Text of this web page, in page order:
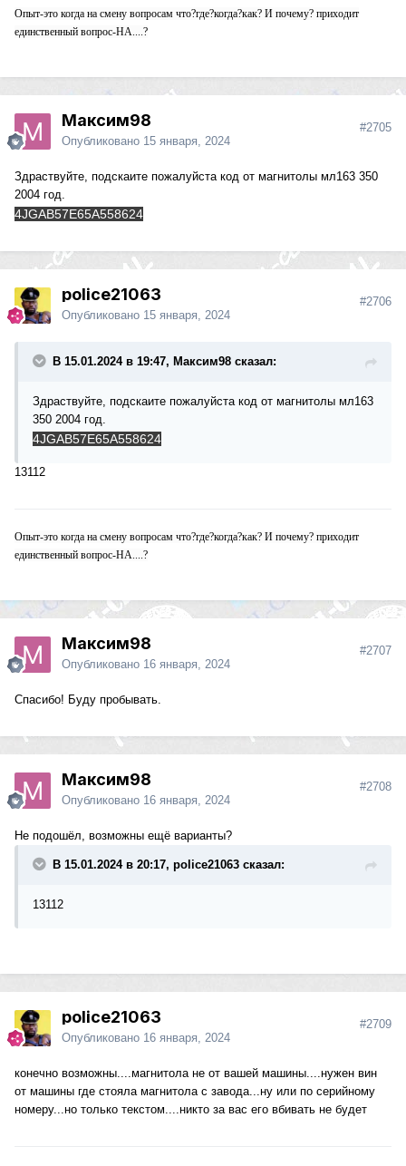
Опыт-это когда на смену вопросам что?где?когда?как? И почему? приходит
единственный вопрос-НА....?
Максим98
Опубликовано 15 января, 2024
#2705
Здраствуйте, подскаите пожалуйста код от магнитолы мл163 350
2004 год.
4JGAB57E65A558624
police21063
Опубликовано 15 января, 2024
#2706
В 15.01.2024 в 19:47, Максим98 сказал:
Здраствуйте, подскаите пожалуйста код от магнитолы мл163
350 2004 год.
4JGAB57E65A558624
13112
Опыт-это когда на смену вопросам что?где?когда?как? И почему? приходит
единственный вопрос-НА....?
Максим98
Опубликовано 16 января, 2024
#2707
Спасибо! Буду пробывать.
Максим98
Опубликовано 16 января, 2024
#2708
Не подошёл, возможны ещё варианты?
В 15.01.2024 в 20:17, police21063 сказал:
13112
police21063
Опубликовано 16 января, 2024
#2709
конечно возможны....магнитола не от вашей машины....нужен вин
от машины где стояла магнитола с завода...ну или по серийному
номеру...но только текстом....никто за вас его вбивать не будет